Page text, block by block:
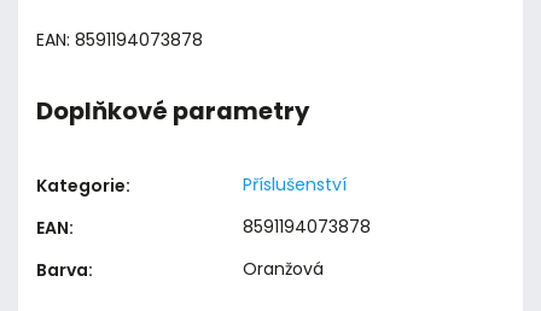
EAN: 8591194073878
Doplňkové parametry
Kategorie:
Příslušenství
EAN:
8591194073878
Barva: Oranžová